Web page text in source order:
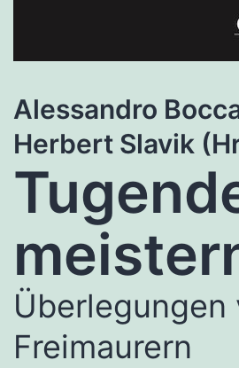
Alessandro
Herbert Slavik
Überlegungen
Freimaurern